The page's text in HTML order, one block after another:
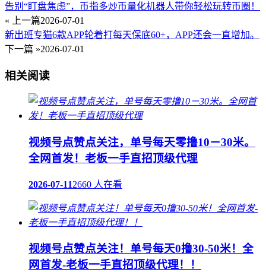
告别“盯盘焦虑”，币指多炒币量化机器人带你轻松玩转币圈！
« 上一篇2026-07-01
新出班专猫6款APP轮着打每天保底60+，APP还会一直增加。
下一篇 »2026-07-01
相关阅读
视频号点赞点关注，单号每天零撸10－30米。
全网首发！老板一手直招顶级代理
2026-07-112660 人在看
视频号点赞点关注！单号每天0撸30-50米！全
网首发-老板一手直招顶级代理！！